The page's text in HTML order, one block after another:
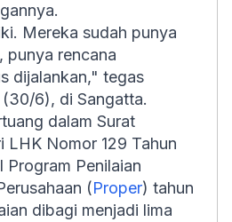
Mereka sudah punya
punya rencana
dijalankan," tegas
6), di Sangatta.
dalam Surat
LHK Nomor 129 Tahun
Penilaian
(Proper) tahun
dibagi menjadi lima